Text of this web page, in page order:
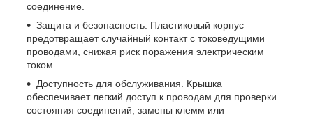
соединение.
Защита и безопасность. Пластиковый корпус
предотвращает случайный контакт с токоведущими
проводами, снижая риск поражения электрическим
током.
Доступность для обслуживания. Крышка
обеспечивает легкий доступ к проводам для проверки
состояния соединений, замены клемм или